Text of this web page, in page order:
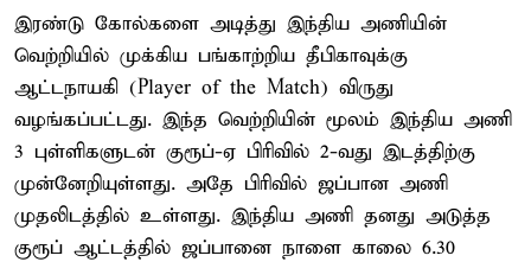
இரண்டு கோல்களை அடித்து இந்திய அணியின்
வெற்றியில் முக்கிய பங்காற்றிய தீபிகாவுக்கு
ஆட்டநாயகி (Player of the Match) விருது
வழங்கப்பட்டது. இந்த வெற்றியின் மூலம் இந்திய அணி
3 புள்ளிகளுடன் குரூப்-ஏ பிரிவில் 2-வது இடத்திற்கு
முன்னேறியுள்ளது. அதே பிரிவில் ஜப்பான அணி
முதலிடத்தில் உள்ளது. இந்திய அணி தனது அடுத்த
குரூப் ஆட்டத்தில் ஜப்பானை நாளை காலை 6.30